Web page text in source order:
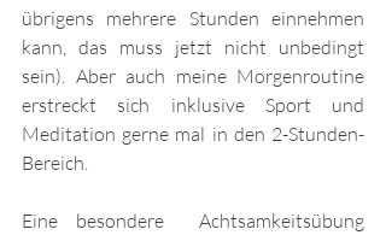
übrigens mehrere Stunden einnehmen
kann, das muss jetzt nicht unbedingt
sein). Aber auch meine Morgenroutine
erstreckt sich inklusive Sport und
Meditation gerne mal in den 2-Stunden-
Bereich.
Eine besondere  Achtsamkeitsübung